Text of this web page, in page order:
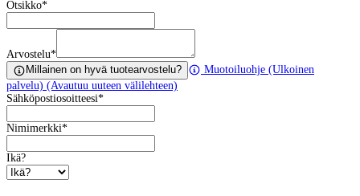
Otsikko*
Arvostelu*
Millainen on hyvä tuotearvostelu?
Muotoiluohje (Ulkoinen
palvelu) (Avautuu uuteen välilehteen)
Sähköpostiosoitteesi*
Nimimerkki*
Ikä?